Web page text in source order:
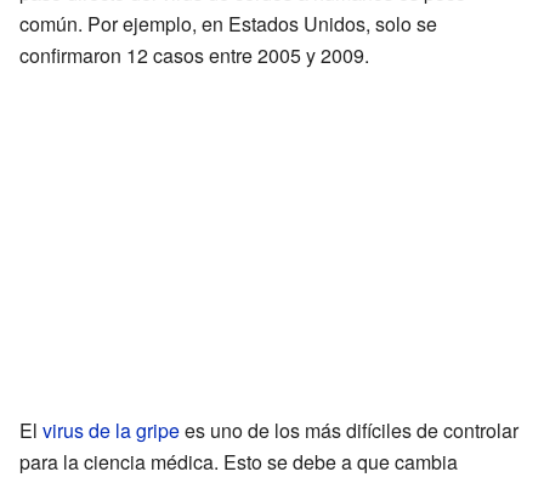
común. Por ejemplo, en Estados Unidos, solo se
confirmaron 12 casos entre 2005 y 2009.
El virus de la gripees uno de los más difíciles de controlar
para la ciencia médica. Esto se debe a que cambia